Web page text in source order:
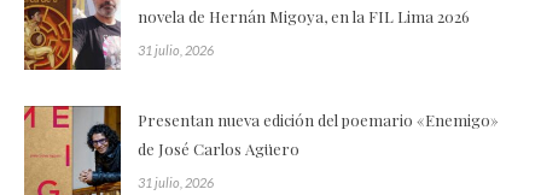
novela de Hernán Migoya, en la FIL Lima 2026
31 julio, 2026
Presentan nueva edición del poemario «Enemigo»
de José Carlos Agüero
31 julio, 2026